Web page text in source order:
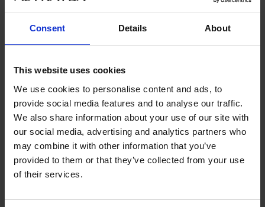
Consent Details About
This website uses cookies
We use cookies to personalise content and ads, to
provide social media features and to analyse our traffic.
We also share information about your use of our site with
our social media, advertising and analytics partners who
may combine it with other information that you’ve
provided to them or that they’ve collected from your use
of their services.
PREMIUM
Dámské pyžamo Ralph
Lauren Cotton Knit s
krátkými ...
Sleva
1 504 KčPůvodní cena
2 149 Kč
PREMIUM
Klasické kalhotky HUGO
Unique
949 Kčakce 3+1 ZDARMA